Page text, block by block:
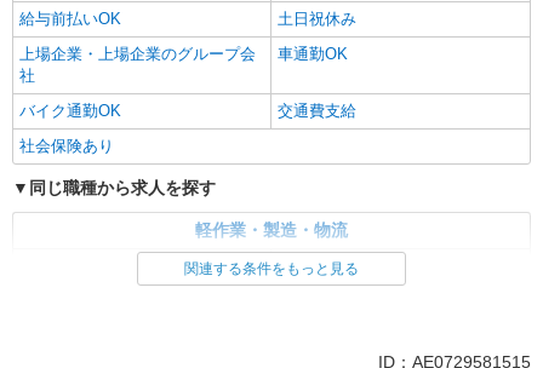
給与前払いOK
土日祝休み
上場企業・上場企業のグループ会
社
車通勤OK
バイク通勤OK
交通費支給
社会保険あり
同じ職種から求人を探す
軽作業・製造・物流
梱包・仕分け・ピッキング
入出庫・商品管理・検品・検査
関連する条件をもっと見る
ID：AE0729581515